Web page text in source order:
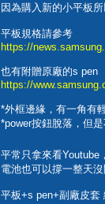
因為購入新的小平板所
平板規格請參考
https://
也有附贈原廠的s pen
https://
*外框邊緣，有一角有
*power按鈕脫落，但
平常只拿來看Youtube
電池也可以撐一整天沒
平板+s pen+副廠皮套